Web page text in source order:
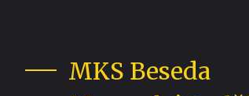
MKS Beseda